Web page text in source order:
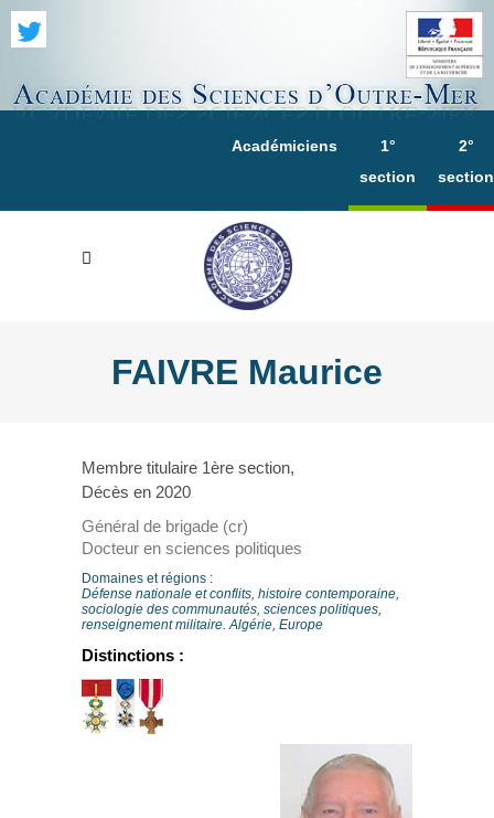
Académiciens
1°
section
2°
section
FAIVRE Maurice
Membre titulaire 1ère section,
Décès en 2020
Général de brigade (cr)
Docteur en sciences politiques
Domaines et régions :
Défense nationale et conflits, histoire contemporaine,
sociologie des communautés, sciences politiques,
renseignement militaire. Algérie, Europe
Distinctions :